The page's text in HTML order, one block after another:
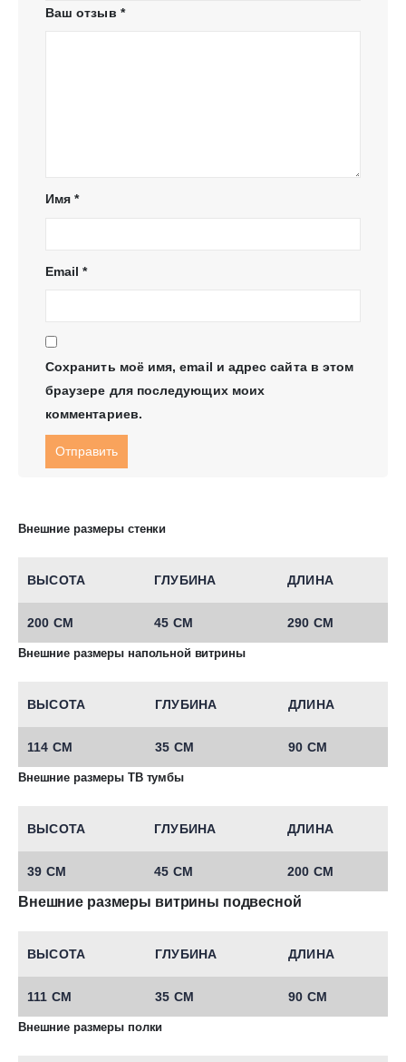
Ваш отзыв *
Имя*
Email*
Сохранить моё имя, email и адрес сайта в этом
браузере для последующих моих
комментариев.
Внешние размеры стенки
ВЫСОТА ГЛУБИНА ДЛИНА
200 СМ 45 СМ 290 СМ
Внешние размеры напольной витрины
ВЫСОТА ГЛУБИНА ДЛИНА
114 СМ 35 СМ 90 СМ
Внешние размеры ТВ тумбы
ВЫСОТА ГЛУБИНА ДЛИНА
39 СМ 45 СМ 200 СМ
Внешние размеры витрины подвесной
ВЫСОТА ГЛУБИНА ДЛИНА
111 СМ 35 СМ 90 СМ
Внешние размеры полки